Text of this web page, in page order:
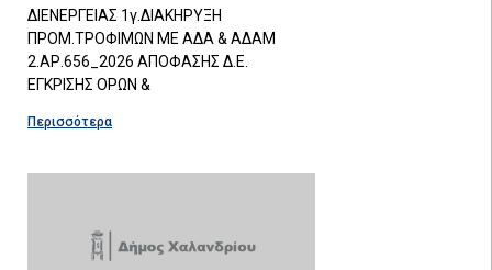
ΔΙΕΝΕΡΓΕΙΑΣ 1γ.ΔΙΑΚΗΡΥΞΗ
ΠΡΟΜ.ΤΡΟΦΙΜΩΝ ΜΕ ΑΔΑ & ΑΔΑΜ
2.ΑΡ.656_2026 ΑΠΟΦΑΣΗΣ Δ.Ε.
ΕΓΚΡΙΣΗΣ ΟΡΩΝ &
Περισσότερα